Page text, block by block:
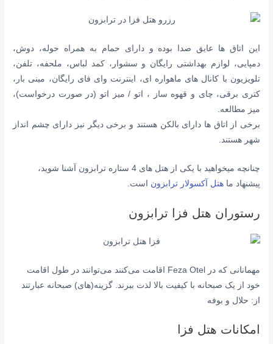
این اتاق ها عایق صدا
بوده و دارای حمام به همراه حوله، دوش،
دمپایی، لوازم بهداشتی رایگان و سشوار،کمد لباس، ملحفه، تلفن،
تلویزیون با کانال های ماهواره ای، اینترنت وای فای رایگان، مینی بار ،
کتری برقی، چای و قهوه ساز ،
اتو / میز اتو (در صورت درخواست)،
میز مطالعه.
برخی از اتاق ها دارای بالکن هستند و برخی دیگر نیز دارای چشم انداز
شهر هستند.
چنانچه میخواهید با یکی از هتل های 4 ستاره ترابزون آشنا شوید،
پیشنهاد ماهتل آکسولار ترابزون است.
رستوران هتل فزا ترابزون
مهمانانی که در Feza Otel اقامت می‌کنند می‌توانند در طول اقامت
خود از یک صبحانه با کیفیت بالا لذت ببرند. گزینه(های) صبحانه عبارتند
از: حلال و بوفه
امکانات هتل فزا